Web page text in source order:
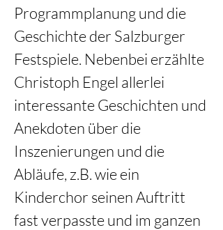
Programmplanung und die
Geschichte der Salzburger
Festspiele. Nebenbei erzählte
Christoph Engel allerlei
interessante Geschichten und
Anekdoten über die
Inszenierungen und die
Abläufe, z.B. wie ein
Kinderchor seinen Auftritt
fast verpasste und im ganzen